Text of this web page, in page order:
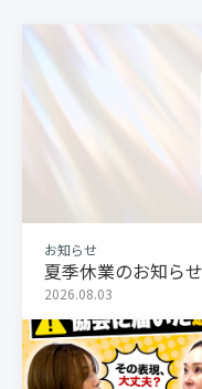
お知らせ
夏季休業のお知らせ
2026.08.03